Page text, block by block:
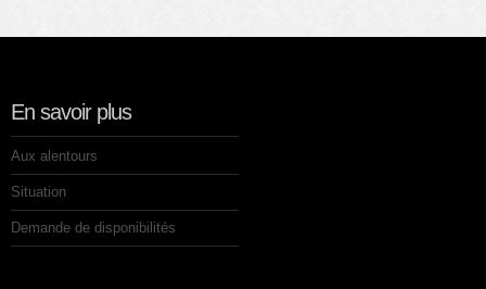
En savoir plus
Aux alentours
Situation
Demande de disponibilités